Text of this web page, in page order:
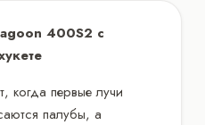
400S2 с
когда первые лучи
палубы, а